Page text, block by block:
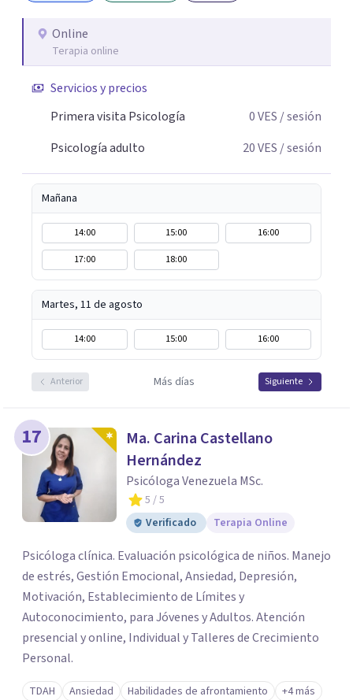
Online
Terapia online
Servicios y precios
Primera visita Psicología
0VES / sesión
Psicología adulto
20VES / sesión
Mañana
14:00 15:00
16:00
17:00
18:00
Martes, 11 de agosto
14:00 15:00 16:00
Anterior Más días Siguiente
17
Ma. Carina Castellano
Hernández
Psicóloga Venezuela MSc.
5 / 5
Verificado
Terapia Online
Psicóloga clínica. Evaluación psicológica de niños. Manejo
de estrés, Gestión Emocional, Ansiedad, Depresión,
Motivación, Establecimiento de Límites y
Autoconocimiento, para Jóvenes y Adultos. Atención
presencial y online, Individual y Talleres de Crecimiento
Personal.
TDAH Ansiedad Habilidades de afrontamiento +4 más